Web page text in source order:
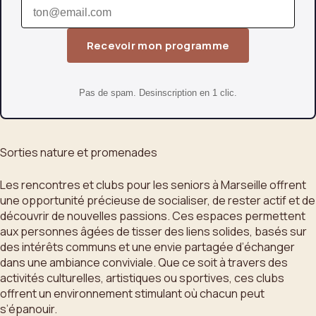
Recevoir mon programme
Pas de spam. Desinscription en 1 clic.
Sorties nature et promenades
Les rencontres et clubs pour les seniors à Marseille offrent
une opportunité précieuse de socialiser, de rester actif et de
découvrir de nouvelles passions. Ces espaces permettent
aux personnes âgées de tisser des liens solides, basés sur
des intérêts communs et une envie partagée d’échanger
dans une ambiance conviviale. Que ce soit à travers des
activités culturelles, artistiques ou sportives, ces clubs
offrent un environnement stimulant où chacun peut
s’épanouir.